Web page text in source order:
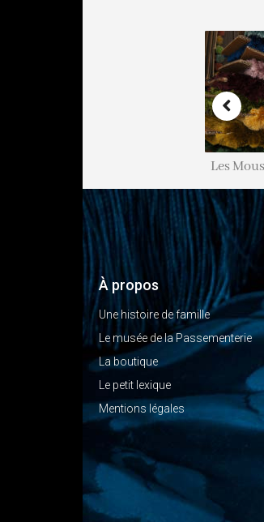
Les
À propos
Une histoire de famille
Le musée de la Passementerie
La boutique
Le petit lexique
Mentions légales